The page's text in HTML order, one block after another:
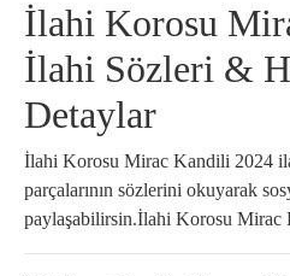
İlahi Korosu
İlahi Sözleri &
Detaylar
İlahi Korosu Mirac Kandili 2024
parçalarının sözlerini okuyarak
paylaşabilirsin.İlahi Korosu Mirac